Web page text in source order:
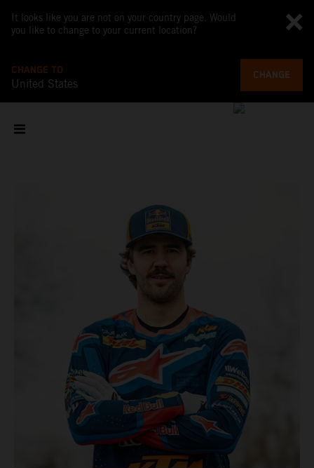
It looks like you are not on your country page. Would
you like to change to your current location?
CHANGE TO
United States
CHANGE